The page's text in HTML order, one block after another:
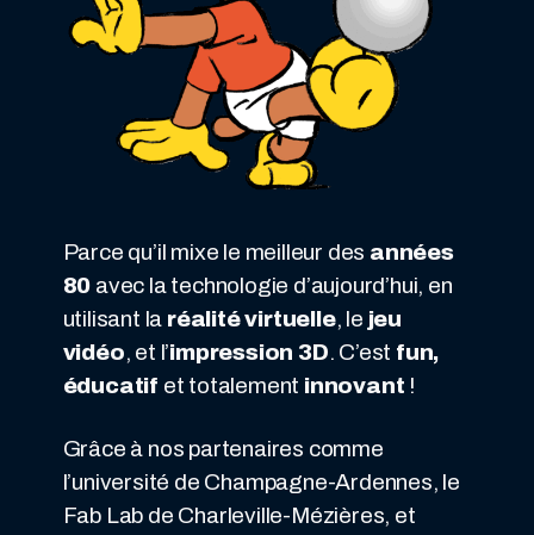
Parce qu’il mixe le meilleur des années
80 avec la technologie d’aujourd’hui, en
utilisant la réalité virtuelle, le jeu
vidéo, et l’impression 3D. C’est fun,
éducatif et totalement innovant !
Grâce à nos partenaires comme
l’université de Champagne-Ardennes, le
Fab Lab de Charleville-Mézières, et